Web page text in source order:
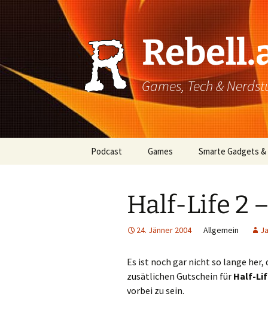
Games, Tech &
Podcast Games
Xbox
PlayStation
Mobile
Smarte Gadgets &
Half-Life 2
24. Jänner 2004 Allgemein
Es ist noch gar nicht so lange her,
zusätlichen Gutschein für Half-
vorbei zu sein.